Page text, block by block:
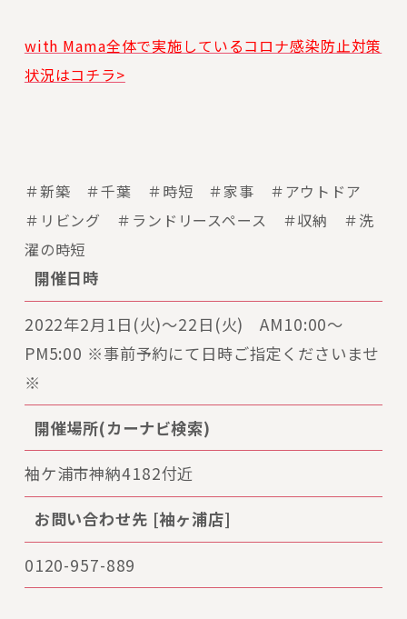
with Mama全体で実施しているコロナ感染防止対策
状況はコチラ>
＃新築 ＃千葉 ＃時短 ＃家事 ＃アウトドア
＃リビング ＃ランドリースペース ＃収納 ＃洗
濯の時短
開催日時
2022年2月1日(火)～22日(火) AM10:00〜
PM5:00 ※事前予約にて日時ご指定くださいませ
※
開催場所(カーナビ検索)
袖ケ浦市神納4182付近
お問い合わせ先 [袖ヶ浦店]
0120-957-889